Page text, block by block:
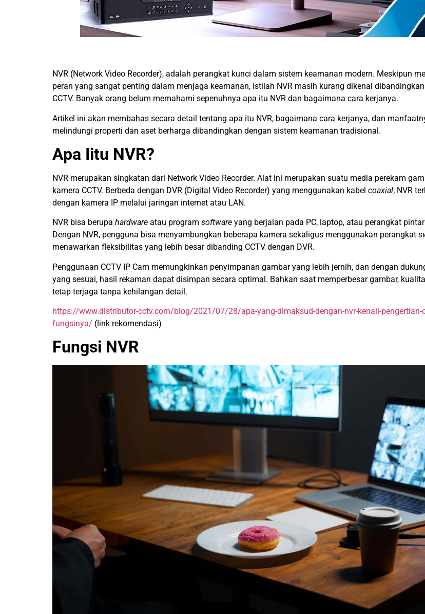
NVR (Network Video Recorder), adalah perangkat kunci dalam sistem keamanan modern. Meskipun
peran yang sangat penting dalam menjaga keamanan, istilah NVR masih kurang dikenal
CCTV. Banyak orang belum memahami sepenuhnya apa itu NVR dan bagaimana cara kerjanya.
Artikel ini akan membahas secara detail tentang apa itu NVR, bagaimana cara kerjanya, dan
melindungi properti dan aset berharga dibandingkan dengan sistem keamanan tradisional.
Apa Iitu NVR?
NVR merupakan singkatan dari Network Video Recorder. Alat ini merupakan suatu media perekam
kamera CCTV. Berbeda dengan DVR (Digital Video Recorder) yang menggunakan kabel coaxial, NVR
dengan kamera IP melalui jaringan internet atau LAN.
NVR bisa berupa hardware atau program software yang berjalan pada PC, laptop, atau perangkat
Dengan NVR, pengguna bisa menyambungkan beberapa kamera sekaligus menggunakan perangkat
menawarkan fleksibilitas yang lebih besar dibanding CCTV dengan DVR.
Penggunaan CCTV IP Cam memungkinkan penyimpanan gambar yang lebih jernih, dan dengan
yang sesuai, hasil rekaman dapat disimpan secara optimal. Bahkan saat memperbesar gambar,
tetap terjaga tanpa kehilangan detail.
https://www.distributor-cctv.com/blog/2021/07/28/apa-yang-dimaksud-dengan-nvr-kenali-pengertian-
fungsinya/ (link rekomendasi)
Fungsi NVR